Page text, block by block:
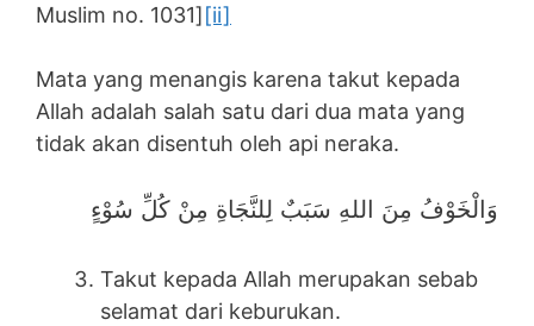
Muslim no. 1031] [ii]
Mata yang menangis karena takut kepada
Allah adalah salah satu dari dua mata yang
tidak akan disentuh oleh api neraka.
وَالْخَوْفُ مِنَ اللهِ سَبَبٌ لِلنَّجَاةِ مِنْ كُلِّ سُوْءٍ
Takut kepada Allah merupakan sebab
selamat dari keburukan.